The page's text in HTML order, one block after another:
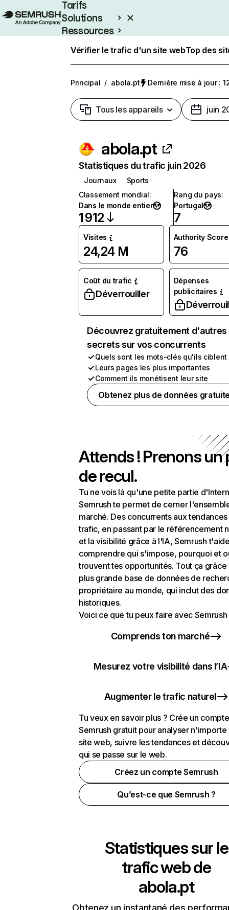
Tarifs
Solutions
Ressources
Vérifier le trafic d'un site webTop des
Principal / abola.pt Dernière mise à jour :
Tous les appareils juin
abola.pt
Statistiques du trafic juin 2026
Journaux
Sports
Classement mondial:
Dans le monde entier
1 912
Rang du pays:
Portugal
7
Visites
24,24 M
Authority Score
76
Coût du trafic
Déverrouiller
Dépenses
publicitaires
Découvrez gratuitement d'autres
secrets sur vos concurrents
Quels sont les mots-clés qu'ils ciblent
Leurs pages les plus importantes
Comment ils monétisent leur site
Obtenez plus de données
Attends ! Prenons un
de recul.
Tu ne vois là qu'une petite partie
Semrush te permet de cerner
marché. Des concurrents aux
trafic, en passant par le référencement
et la visibilité grâce à l'IA, Semrush
comprendre qui s'impose, pourquoi et
trouvent tes opportunités. Tout ça grâce
plus grande base de données de
propriétaire au monde, qui inclut des
historiques.
Voici ce que tu peux faire avec Semrush
Comprends ton marché
Mesurez votre visibilité dans l’IA
Augmenter le trafic naturel
Tu veux en savoir plus ? Crée un compte
Semrush gratuit pour analyser n'importe
site web, suivre les tendances et
qui se passe sur le web.
Créez un compte Semrush
Qu’est-ce que Semrush ?
Statistiques sur le
trafic web de
abola.pt
Obtenez un instantané des